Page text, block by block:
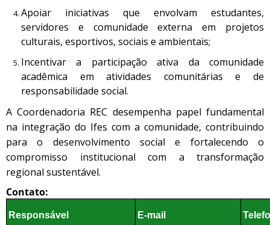
Apoiar iniciativas que envolvam estudantes,
servidores e comunidade externa em projetos
culturais, esportivos, sociais e ambientais;
Incentivar a participação ativa da comunidade
acadêmica em atividades comunitárias e de
responsabilidade social.
A Coordenadoria REC desempenha papel fundamental
na integração do Ifes com a comunidade, contribuindo
para o desenvolvimento social e fortalecendo o
compromisso institucional com a transformação
regional sustentável.
Contato:
Responsável E-mail